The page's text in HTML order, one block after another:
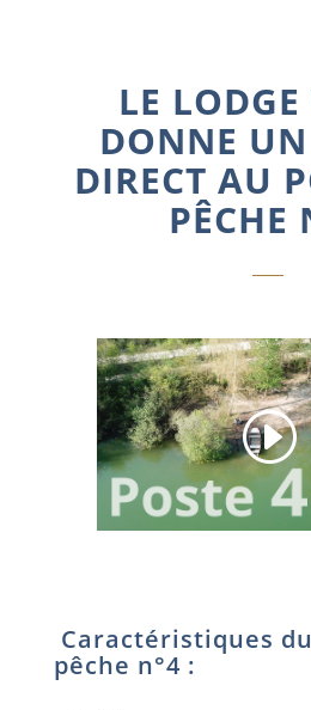
LE
DONNE UN
DIRECT AU
PÊCHE
Caractéristiques
pêche n°4 :